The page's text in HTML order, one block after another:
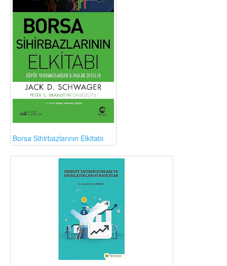
Borsa Sihirbazlarının Elkitabı